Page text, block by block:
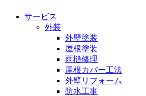
サービス
外装
外壁塗装
屋根塗装
雨樋修理
屋根カバー工法
外壁リフォーム
防水工事